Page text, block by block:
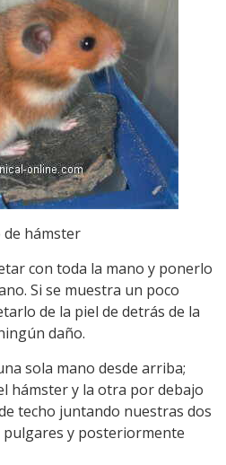
de hámster
con toda la mano y ponerlo
Si se muestra un poco
de la piel de detrás de la
daño.
sola mano desde arriba;
hámster y la otra por debajo
techo juntando nuestras dos
y posteriormente